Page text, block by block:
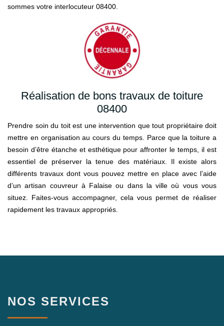
sommes votre interlocuteur 08400.
Réalisation de bons travaux de toiture
08400
Prendre soin du toit est une intervention que tout propriétaire doit
mettre en organisation au cours du temps. Parce que la toiture a
besoin d’être étanche et esthétique pour affronter le temps, il est
essentiel de préserver la tenue des matériaux. Il existe alors
différents travaux dont vous pouvez mettre en place avec l’aide
d’un artisan couvreur à Falaise ou dans la ville où vous vous
situez. Faites-vous accompagner, cela vous permet de réaliser
rapidement les travaux appropriés.
NOS SERVICES